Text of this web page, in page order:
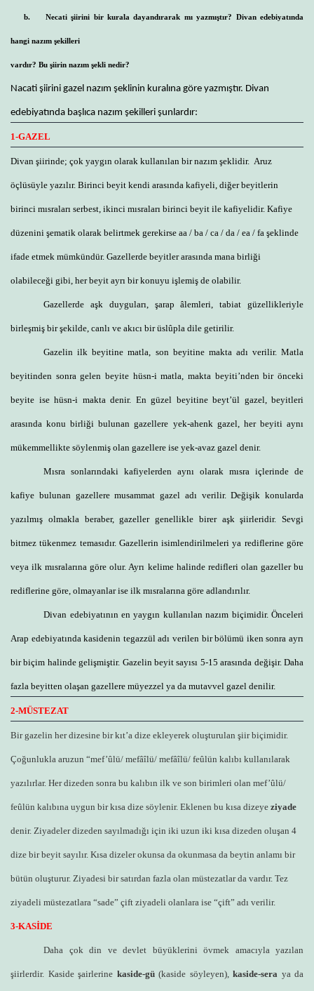
b. Necati şiirini bir kurala dayandırarak mı yazmıştır? Divan edebiyatında
hangi nazım şekilleri
vardır? Bu şiirin nazım şekli nedir?
Nacati şiirini gazel nazım şeklinin kuralına göre yazmıştır. Divan
edebiyatında başlıca nazım şekilleri şunlardır:
1-GAZEL
Divan şiirinde; çok yaygın olarak kullanılan bir nazım şeklidir. Aruz
öçlüsüyle yazılır. Birinci beyit kendi arasında kafiyeli, diğer beyitlerin
birinci mısraları serbest, ikinci mısraları birinci beyit ile kafiyelidir. Kafiye
düzenini şematik olarak belirtmek gerekirse aa / ba / ca / da / ea / fa şeklinde
ifade etmek mümkündür. Gazellerde beyitler arasında mana birliği
olabileceği gibi, her beyit ayrı bir konuyu işlemiş de olabilir.
Gazellerde aşk duyguları, şarap âlemleri, tabiat güzellikleriyle
birleşmiş bir şekilde, canlı ve akıcı bir üslûpla dile getirilir.
Gazelin ilk beyitine matla, son beyitine makta adı verilir. Matla
beyitinden sonra gelen beyite hüsn-i matla, makta beyiti’nden bir önceki
beyite ise hüsn-i makta denir. En güzel beyitine beyt’ül gazel, beyitleri
arasında konu birliği bulunan gazellere yek-ahenk gazel, her beyiti aynı
mükemmellikte söylenmiş olan gazellere ise yek-avaz gazel denir.
Mısra sonlarındaki kafiyelerden aynı olarak mısra içlerinde de
kafiye bulunan gazellere musammat gazel adı verilir. Değişik konularda
yazılmış olmakla beraber, gazeller genellikle birer aşk şiirleridir. Sevgi
bitmez tükenmez temasıdır. Gazellerin isimlendirilmeleri ya rediflerine göre
veya ilk mısralarına göre olur. Ayrı kelime halinde redifleri olan gazeller bu
rediflerine göre, olmayanlar ise ilk mısralarına göre adlandırılır.
Divan edebiyatının en yaygın kullanılan nazım biçimidir. Önceleri
Arap edebiyatında kasidenin tegazzül adı verilen bir bölümü iken sonra ayrı
bir biçim halinde gelişmiştir. Gazelin beyit sayısı 5-15 arasında değişir. Daha
fazla beyitten olaşan gazellere müyezzel ya da mutavvel gazel denilir.
2-MÜSTEZAT
Bir gazelin her dizesine bir kıt’a dize ekleyerek oluşturulan şiir biçimidir.
Çoğunlukla aruzun “mef’ûlü/ mefâîlü/ mefâîlü/ feûlün kalıbı kullanılarak
yazılırlar. Her dizeden sonra bu kalıbın ilk ve son birimleri olan mef’ûlü/
feûlün kalıbına uygun bir kısa dize söylenir. Eklenen bu kısa dizeye ziyade
denir. Ziyadeler dizeden sayılmadığı için iki uzun iki kısa dizeden oluşan 4
dize bir beyit sayılır. Kısa dizeler okunsa da okunmasa da beytin anlamı bir
bütün oluşturur. Ziyadesi bir satırdan fazla olan müstezatlar da vardır. Tez
ziyadeli müstezatlara “sade” çift ziyadeli olanlara ise “çift” adı verilir.
3-KASİDE
Daha çok din ve devlet büyüklerini övmek amacıyla yazılan
şiirlerdir. Kaside şairlerine kaside-gü(kaside söyleyen), kaside-sera ya da